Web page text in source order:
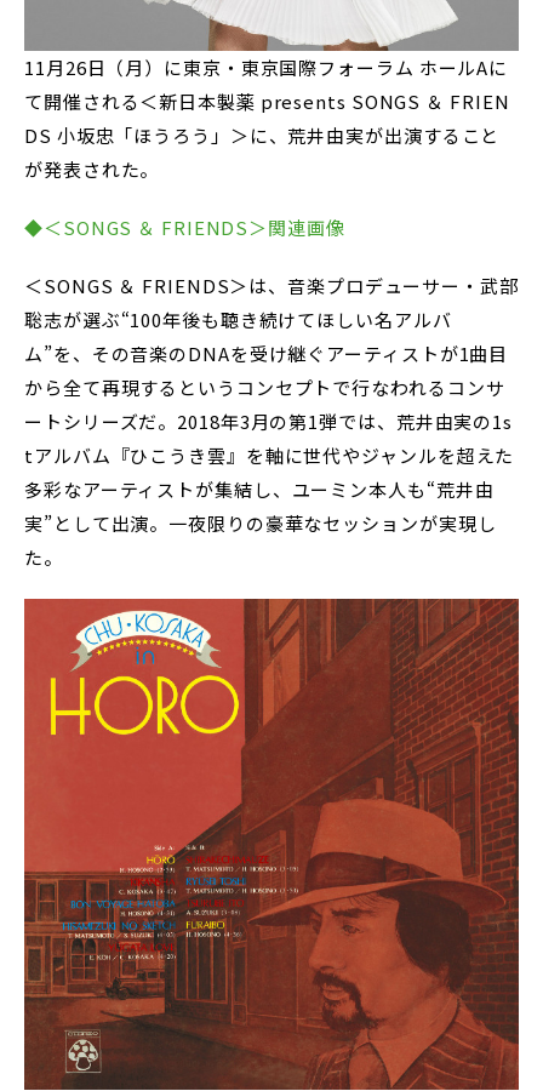
11月26日（月）に東京・東京国際フォーラム ホールAに
て開催される＜新日本製薬 presents SONGS ＆ FRIEN
DS 小坂忠「ほうろう」＞に、荒井由実が出演すること
が発表された。
◆＜SONGS ＆ FRIENDS＞関連画像
＜SONGS ＆ FRIENDS＞は、音楽プロデューサー・武部
聡志が選ぶ“100年後も聴き続けてほしい名アルバ
ム”を、その音楽のDNAを受け継ぐアーティストが1曲目
から全て再現するというコンセプトで行なわれるコンサ
ートシリーズだ。2018年3月の第1弾では、荒井由実の1s
tアルバム『ひこうき雲』を軸に世代やジャンルを超えた
多彩なアーティストが集結し、ユーミン本人も“荒井由
実”として出演。一夜限りの豪華なセッションが実現し
た。